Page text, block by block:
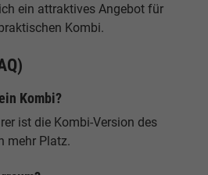
ein attraktives Angebot für
Kombi.
Kombi?
ist die Kombi-Version des
mehr Platz.